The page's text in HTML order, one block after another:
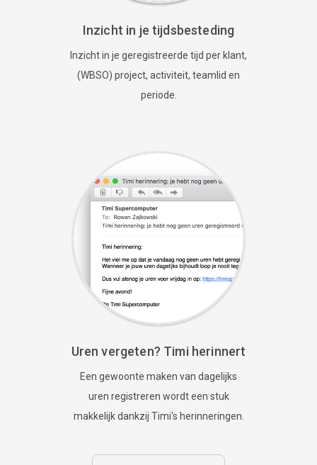
Inzicht in je tijdsbesteding
Inzicht in je geregistreerde tijd per klant,
(WBSO) project, activiteit, teamlid en
periode.
Uren vergeten? Timi herinnert
Een gewoonte maken van dagelijks
uren registreren wordt een stuk
makkelijk dankzij Timi's herinneringen.